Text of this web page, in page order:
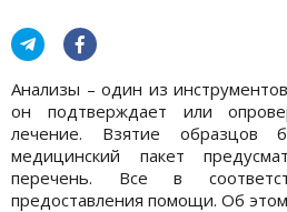
Анализы – один из
он подтверждает или
лечение. Взятие образцов
медицинский пакет
перечень. Все в
предоставления помощи. Об этом